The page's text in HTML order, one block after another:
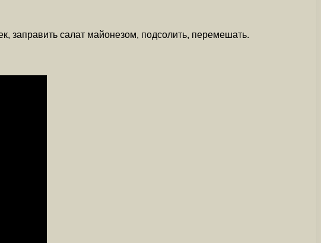
заправить салат майонезом, подсолить, перемешать.